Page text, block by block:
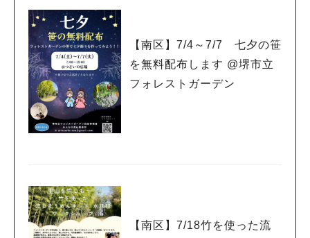
【南区】7/4～7/7 七夕の笹
を無料配布します @堺市立
フォレストガーデン
【南区】7/18竹を使った流